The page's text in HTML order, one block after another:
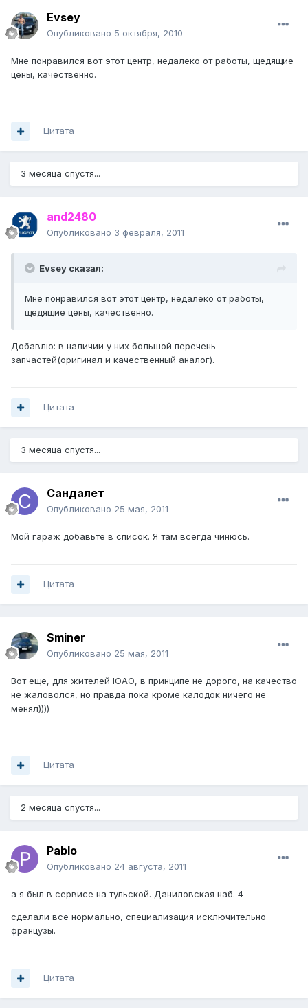
Evsey
Опубликовано 5 октября, 2010
Мне понравился вот этот центр, недалеко от работы, щедящие
цены, качественно.
Цитата
3 месяца спустя...
and2480
Опубликовано 3 февраля, 2011
Evsey сказал:
Мне понравился вот этот центр, недалеко от работы,
щедящие цены, качественно.
Добавлю: в наличии у них большой перечень
запчастей(оригинал и качественный аналог).
Цитата
3 месяца спустя...
Сандалет
Опубликовано 25 мая, 2011
Мой гараж добавьте в список. Я там всегда чинюсь.
Цитата
Sminer
Опубликовано 25 мая, 2011
Вот еще, для жителей ЮАО, в принципе не дорого, на качество
не жаловолся, но правда пока кроме калодок ничего не
менял))))
Цитата
2 месяца спустя...
Pablo
Опубликовано 24 августа, 2011
а я был в сервисе на тульской. Даниловская наб. 4
сделали все нормально, специализация исключительно
французы.
Цитата